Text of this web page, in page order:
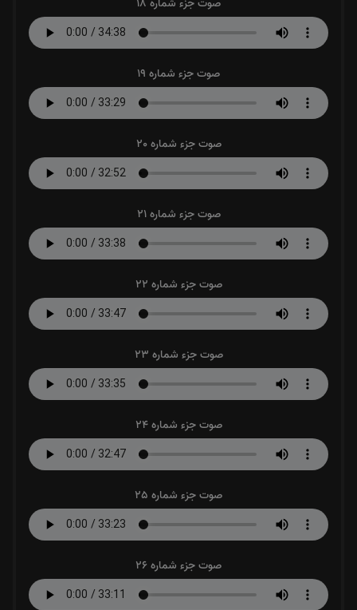
صوت جزء شماره 19
صوت جزء شماره 20
صوت جزء شماره 21
صوت جزء شماره 22
صوت جزء شماره 23
صوت جزء شماره 24
صوت جزء شماره 25
صوت جزء شماره 26